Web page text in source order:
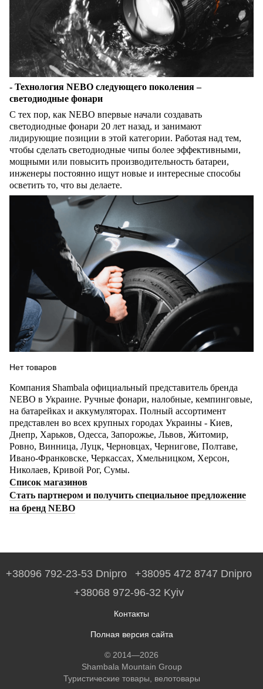
- Технология NEBO следующего поколения –
светодиодные фонари
С тех пор, как NEBO впервые начали создавать
светодиодные фонари 20 лет назад, и занимают
лидирующие позиции в этой категории. Работая над тем,
чтобы сделать светодиодные чипы более эффективными,
мощными или повысить производительность батареи,
инженеры постоянно ищут новые и интересные способы
осветить то, что вы делаете.
Нет товаров
Компания Shambala официальный представитель бренда
NEBO в Украине. Ручные фонари, налобные, кемпинговые,
на батарейках и аккумуляторах. Полный ассортимент
представлен во всех крупных городах Украины - Киев,
Днепр, Харьков, Одесса, Запорожье, Львов, Житомир,
Ровно, Винница, Луцк, Черновцах, Чернигове, Полтаве,
Ивано-Франковске, Черкассах, Хмельницком, Херсон,
Николаев, Кривой Рог, Сумы.
Список магазинов
Стать партнером и получить специальное предложение
на бренд NEBO
+38096 792-23-53 Dnipro
+38095 472 8747 Dnipro
+38068 972-96-32 Kyiv
Контакты
Полная версия сайта
© 2014—2026
Shambala Mountain Group
Туристические товары, велотовары